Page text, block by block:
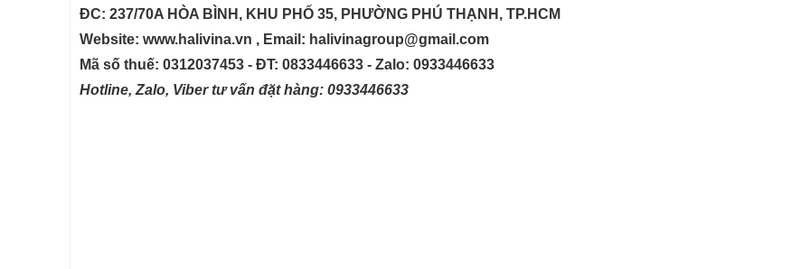
ĐC: 237/70A HÒA BÌNH, KHU PHỐ 35, PHƯỜNG PHÚ THẠNH, TP.HCM
Website: www.halivina.vn , Email: halivinagroup@gmail.com
Mã số thuế: 0312037453 - ĐT: 0833446633 - Zalo: 0933446633
Hotline, Zalo, Viber tư vấn đặt hàng: 0933446633